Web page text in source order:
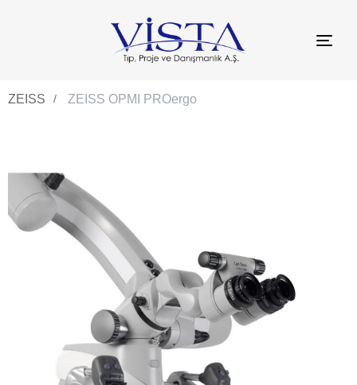
ZEISS ZEISS OPMI PROergo